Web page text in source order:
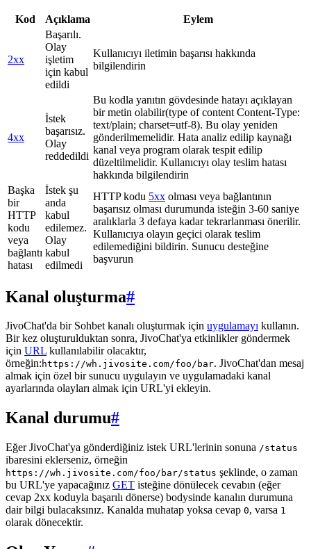
Kod Açıklama Eylem
2xx
Başarılı.
Olay
işletim
için kabul
edildi
Kullanıcıyı iletimin başarısı hakkında
bilgilendirin
4xx
İstek
başarısız.
Olay
reddedildi
Bu kodla yanıtın gövdesinde hatayı açıklayan
bir metin olabilir(type of content Content-Type:
text/plain; charset=utf-8). Bu olay yeniden
gönderilmemelidir. Hata analiz edilip kaynağı
kanal veya program olarak tespit edilip
düzeltilmelidir. Kullanıcıyı olay teslim hatası
hakkında bilgilendirin
Başka
bir
HTTP
kodu
veya
bağlantı
hatası
İstek şu
anda
kabul
edilemez.
Olay
kabul
edilmedi
HTTP kodu 5xx olması veya bağlantının
başarısız olması durumunda isteğin 3-60 saniye
aralıklarla 3 defaya kadar tekrarlanması önerilir.
Kullanıcıya olayın geçici olarak teslim
edilemediğini bildirin. Sunucu desteğine
başvurun
Kanal oluşturma#
JivoChat'da bir Sohbet kanalı oluşturmak için uygulamayı kullanın.
Bir kez oluşturulduktan sonra, JivoChat'ya etkinlikler göndermek
için URL kullanılabilir olacaktır,
örneğin: https://wh.jivosite.com/foo/bar. JivoChat'dan mesaj
almak için özel bir sunucu uygulayın ve uygulamadaki kanal
ayarlarında olayları almak için URL'yi ekleyin.
Kanal durumu#
Eğer JivoChat'ya gönderdiğiniz istek URL'lerinin sonuna /status
ibaresini eklerseniz, örneğin
https://wh.jivosite.com/foo/bar/status şeklinde, o zaman
bu URL'ye yapacağınız GET isteğine dönülecek cevabın (eğer
cevap 2xx koduyla başarılı dönerse) bodysinde kanalın durumuna
dair bilgi bulacaksınız. Kanalda muhatap yoksa cevap 0, varsa 1
olarak dönecektir.